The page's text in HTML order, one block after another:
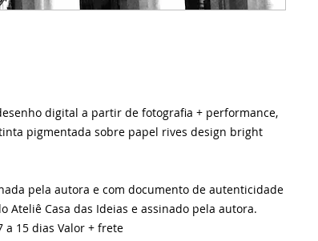
digital a partir de fotografia + performance,
pigmentada sobre papel rives design bright
pela autora e com documento de autenticidade
Ateliê Casa das Ideias e assinado pela autora.
a 15 dias Valor + frete